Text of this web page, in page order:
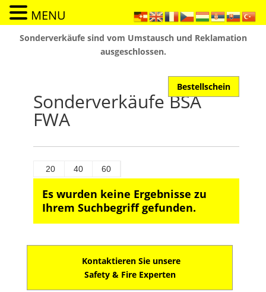
Sonderverkäufe sind vom Umstausch und Reklamation
ausgeschlossen.
Sonderverkäufe BSA
FWA
Bestellschein
20 40 60
Es wurden keine Ergebnisse zu
Ihrem Suchbegriff gefunden.
Kontaktieren Sie unsere
Safety & Fire Experten
MENU